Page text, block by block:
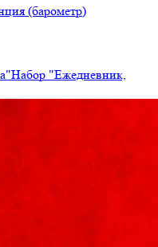
(барометр)
Набор "Ежедневник,